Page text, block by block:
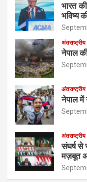
भारत
भविष्य
अंतराष्ट्रीय
नेपाल
अंतराष्ट्रीय
नेपाल में
अंतराष्ट्रीय
संघर्ष से
मज़बूत